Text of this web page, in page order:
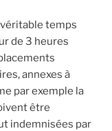
temps
de 3 heures
annexes à
par exemple la
être
indemnisées par